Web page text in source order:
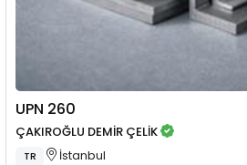
UPN 260
ÇAKIROĞLU DEMİR ÇELİK
TR İstanbul